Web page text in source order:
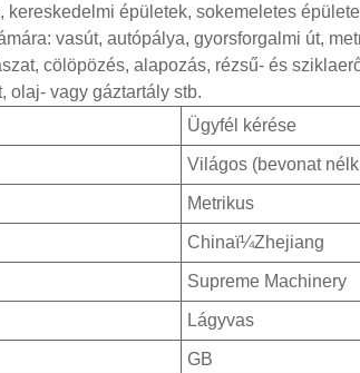
kereskedelmi épületek, sokemeletes
vasút, autópálya, gyorsforgalmi út,
cölöpözés, alapozás, rézsű- és
olaj- vagy gáztartály stb.
Ügyfél kérése
Világos (bevonat
Metrikus
Chinaï¼Zhejiang
Supreme Machinery
Lágyvas
GB